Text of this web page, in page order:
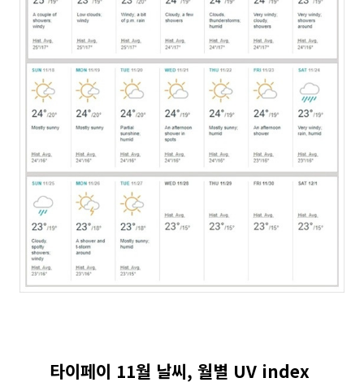
타이페이 11월 날씨, 월별 UV index